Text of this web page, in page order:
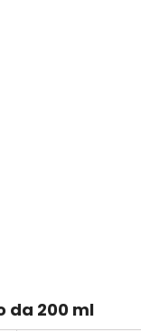
da 200 ml